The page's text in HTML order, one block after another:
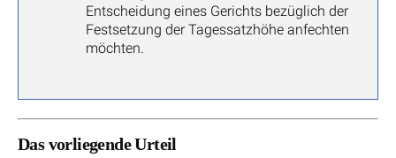
Entscheidung eines Gerichts bezüglich der
Festsetzung der Tagessatzhöhe anfechten
möchten.
Das vorliegende Urteil